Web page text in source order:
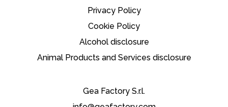
Privacy Policy
Cookie Policy
Alcohol disclosure
Animal Products and Services disclosure
Gea Factory S.r.l.